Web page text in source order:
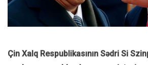
Çin Xalq Respublikasının Sədri Si